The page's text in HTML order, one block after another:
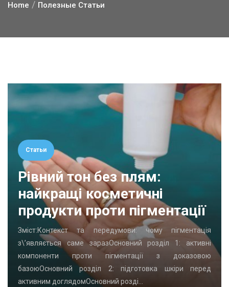
Home Полезные Статьи
Статьи
Рівний тон без плям:
найкращі косметичні
продукти проти пігментації
Зміст:Контекст та передумови: чому пігментація
з\’являється саме заразОсновний розділ 1: активні
компоненти проти пігментації з доказовою
базоюОсновний розділ 2: підготовка шкіри перед
активним доглядомОсновний розді…